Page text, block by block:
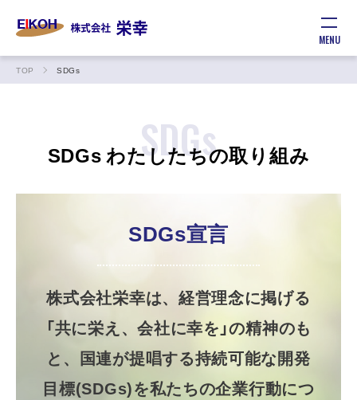
MENU
TOP SDGs
SDGs
SDGs わたしたちの取り組み
SDGs宣言
株式会社栄幸は、経営理念に掲げる
「共に栄え、会社に幸を」の精神のも
と、 国連が提唱する持続可能な開発
目標(SDGs)を私たちの企業行動につ